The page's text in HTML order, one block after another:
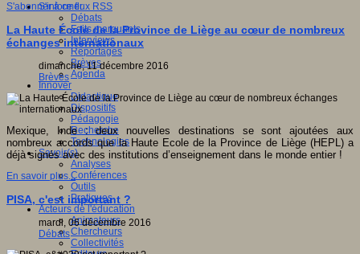
S'informer
Débats
Faits marquants
Interviews
Reportages
Brèves
Agenda
Innover
Didactique
Dispositifs
Pédagogie
Recherche
Technologies
Savoir(s)
Analyses
Conférences
Outils
Pratiques
Acteurs de l'éducation
Animateurs
Chercheurs
Collectivités
S'abonner à ce flux RSS
La Haute École de la Province de Liège au cœur de nombreux
échanges internationaux
dimanche, 11 décembre 2016
Brèves
Mexique, Inde : deux nouvelles destinations se sont ajoutées aux
nombreux accords que la Haute Ecole de la Province de Liège (HEPL) a
déjà signés avec des institutions d’enseignement dans le monde entier !
En savoir plus...
PISA, c'est important ?
mardi, 06 décembre 2016
Débats